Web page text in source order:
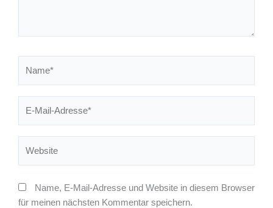
Name, E-Mail-Adresse und Website in diesem Browser
für meinen nächsten Kommentar speichern.